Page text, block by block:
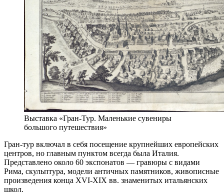
Выставка «Гран-Тур. Маленькие сувениры
большого путешествия»
Гран-тур включал в себя посещение крупнейших европейских
центров, но главным пунктом всегда была Италия.
Представлено около 60 экспонатов — гравюры с видами
Рима, скульптура, модели античных памятников, живописные
произведения конца XVI-ХIХ вв. знаменитых итальянских
школ.